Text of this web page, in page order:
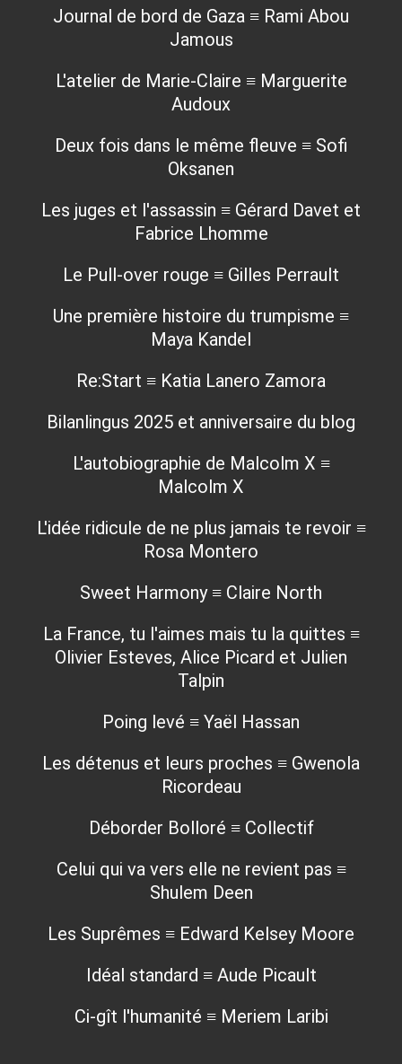
Journal de bord de Gaza ≡ Rami Abou
Jamous
L'atelier de Marie-Claire ≡ Marguerite
Audoux
Deux fois dans le même fleuve ≡ Sofi
Oksanen
Les juges et l'assassin ≡ Gérard Davet et
Fabrice Lhomme
Le Pull-over rouge ≡ Gilles Perrault
Une première histoire du trumpisme ≡
Maya Kandel
Re:Start ≡ Katia Lanero Zamora
Bilanlingus 2025 et anniversaire du blog
L'autobiographie de Malcolm X ≡
Malcolm X
L'idée ridicule de ne plus jamais te revoir ≡
Rosa Montero
Sweet Harmony ≡ Claire North
La France, tu l'aimes mais tu la quittes ≡
Olivier Esteves, Alice Picard et Julien
Talpin
Poing levé ≡ Yaël Hassan
Les détenus et leurs proches ≡ Gwenola
Ricordeau
Déborder Bolloré ≡ Collectif
Celui qui va vers elle ne revient pas ≡
Shulem Deen
Les Suprêmes ≡ Edward Kelsey Moore
Idéal standard ≡ Aude Picault
Ci-gît l'humanité ≡ Meriem Laribi